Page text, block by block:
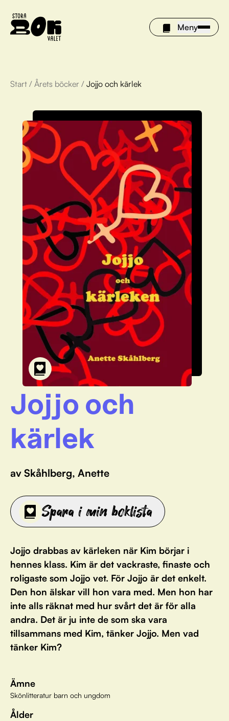
Meny
Årets böcker
Om Stora bokvalet
Olivia tipsar
Vinnare
FAQ
För bibliotek
Start / Årets böcker / Jojjo och kärlek
Jojjo och
kärlek
av Skåhlberg, Anette
Spara i min boklista
Jojjo drabbas av kärleken när Kim börjar i
hennes klass. Kim är det vackraste, finaste och
roligaste som Jojjo vet. För Jojjo är det enkelt.
Den hon älskar vill hon vara med. Men hon har
inte alls räknat med hur svårt det är för alla
andra. Det är ju inte de som ska vara
tillsammans med Kim, tänker Jojjo. Men vad
tänker Kim?
Ämne
Skönlitteratur barn och ungdom
Ålder